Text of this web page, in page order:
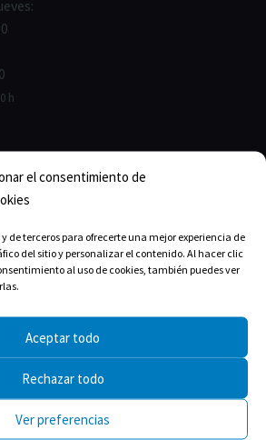
el consentimiento de
de terceros para ofrecerte una mejor experiencia de
del sitio y personalizar el contenido. Al hacer clic
al uso de cookies, también puedes ver
Aceptar todo
Rechazar todo
Ver preferencias
h